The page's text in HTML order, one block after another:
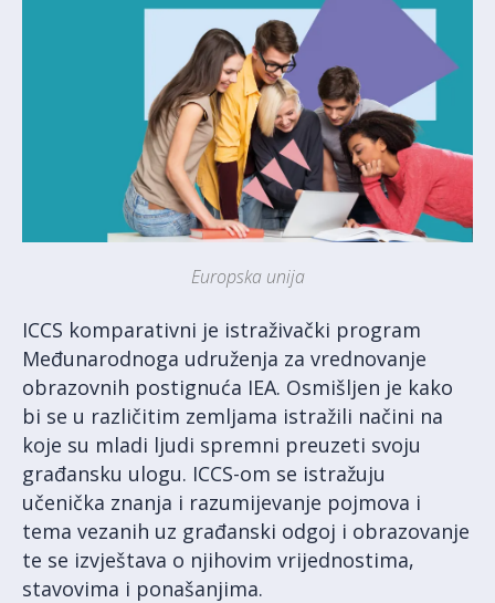
Europska unija
ICCS komparativni je istraživački program
Međunarodnoga udruženja za vrednovanje
obrazovnih postignuća IEA. Osmišljen je kako
bi se u različitim zemljama istražili načini na
koje su mladi ljudi spremni preuzeti svoju
građansku ulogu. ICCS-om se istražuju
učenička znanja i razumijevanje pojmova i
tema vezanih uz građanski odgoj i obrazovanje
te se izvještava o njihovim vrijednostima,
stavovima i ponašanjima.